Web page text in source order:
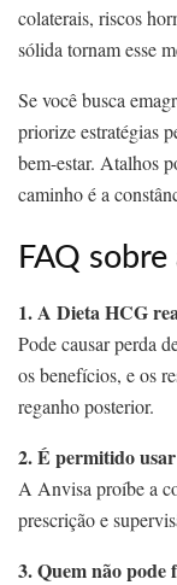
colaterais, riscos
sólida tornam esse
Se você busca
priorize estratégias
bem-estar. Atalhos
caminho é a
FAQ
1. A Dieta HCG
Pode causar perda
os benefícios, e os
reganho posterior.
2. É permitido
A Anvisa proíbe a
prescrição e
3. Quem não pode